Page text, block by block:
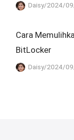
Daisy/2024/
Cara
BitLocker
Daisy/2024/